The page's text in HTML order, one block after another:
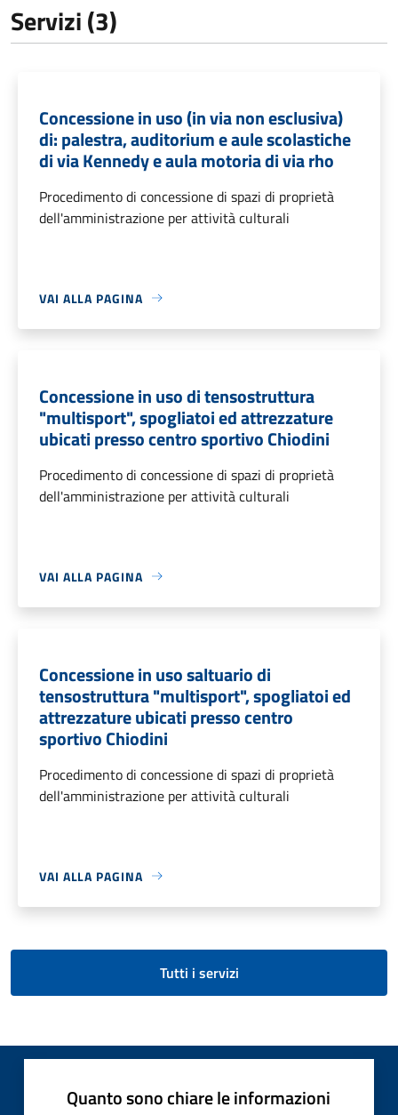
Servizi (3)
Concessione in uso (in via non esclusiva)
di: palestra, auditorium e aule scolastiche
di via Kennedy e aula motoria di via rho
Procedimento di concessione di spazi di proprietà
dell'amministrazione per attività culturali
VAI ALLA PAGINA
Concessione in uso di tensostruttura
"multisport", spogliatoi ed attrezzature
ubicati presso centro sportivo Chiodini
Procedimento di concessione di spazi di proprietà
dell'amministrazione per attività culturali
VAI ALLA PAGINA
Concessione in uso saltuario di
tensostruttura "multisport", spogliatoi ed
attrezzature ubicati presso centro
sportivo Chiodini
Procedimento di concessione di spazi di proprietà
dell'amministrazione per attività culturali
VAI ALLA PAGINA
Tutti i servizi
Quanto sono chiare le informazioni